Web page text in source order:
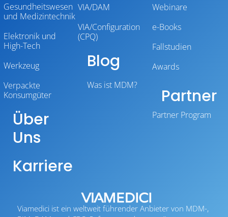
Viamedici ist ein weltweit führender Anbieter von MDM-,
Gesundheitswesen
und Medizintechnik
Elektronik und
High-Tech
Werkzeug
Verpackte
Konsumgüter
Über
Uns
Karriere
VIA/DAM
VIA/Configuration
(CPQ)
Blog
Was ist MDM?
Webinare
e-Books
Fallstudien
Awards
Partner
Partner Program